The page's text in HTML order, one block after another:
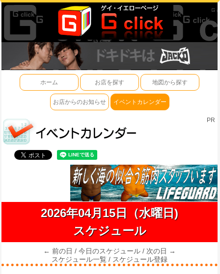
ホーム お店を探す 地図から探す
お店からのお知らせ イベントカレンダー
PR
2026年04月15日（水曜日)
スケジュール
← 前の日 / 今日のスケジュール / 次の日 →
スケジュール一覧 / スケジュール登録